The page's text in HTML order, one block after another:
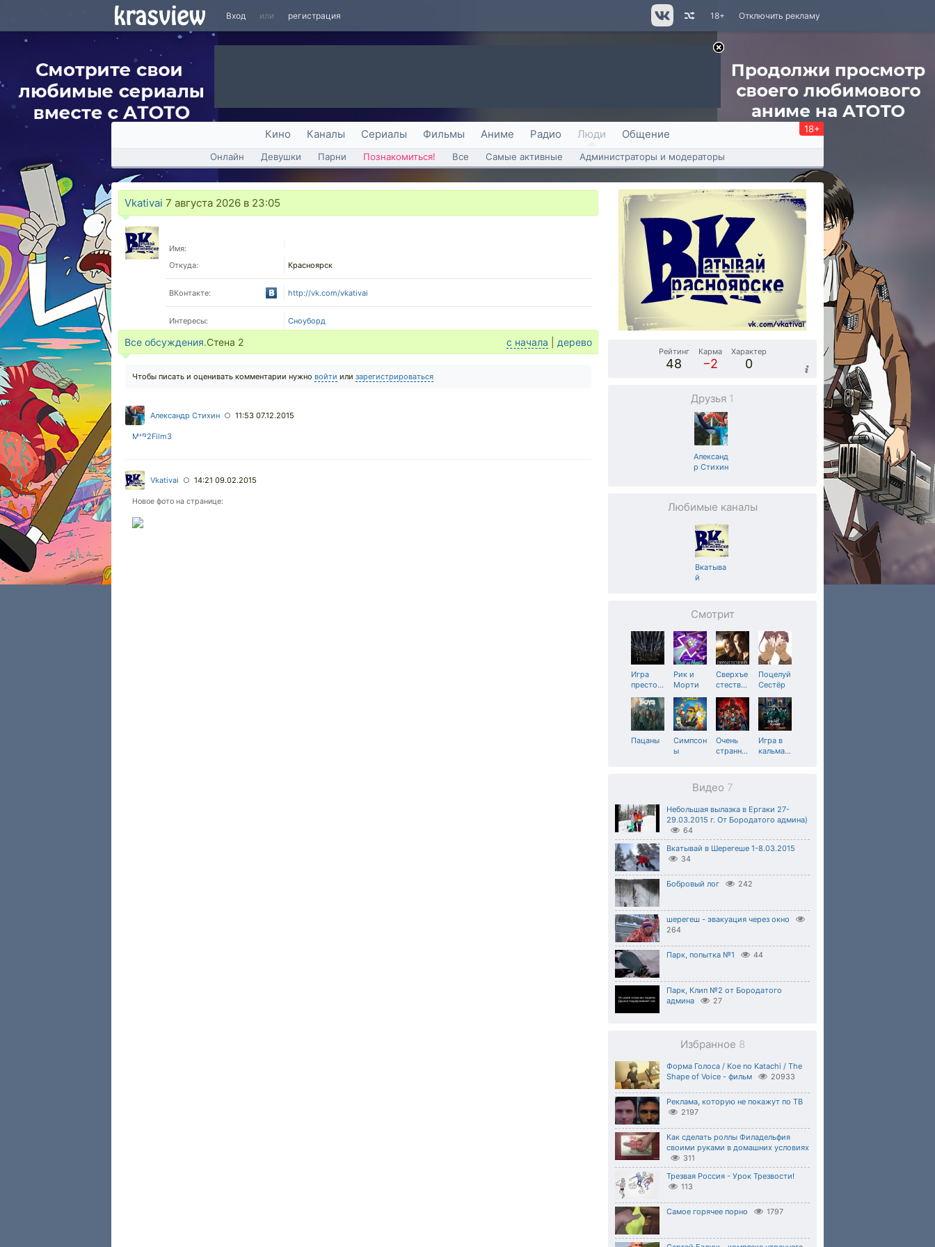
Вход или регистрация Отключить рекламу
18+
Кино Каналы Сериалы Фильмы Аниме Радио Люди Общение 18+
Онлайн Девушки Парни Познакомиться! Все Самые активные Администраторы и модераторы
Vkativai 7 августа 2026 в 23:05
Имя:
Откуда:
Красноярск
ВКонтакте: http://vk.com/vkativai
Интересы: Сноуборд
Все обсуждения.Стена 2 с начала дерево
Чтобы писать и оценивать комментарии нужно войти или зарегистрироваться
Александр Стихин ○ 11:53 07.12.2015
MtB2Film3
Vkativai ○ 14:21 09.02.2015
Новое фото на странице:
Рейтинг
48
Карма
−2
Характер
0
Друзья 1
Александ
р Стихин
Любимые каналы
Вкатыва
й
Смотрит
Игра
престо…
Рик и
Морти
Сверхъе
стеств…
Поцелуй
Сестёр
Пацаны
Симпсон
ы
Очень
странн…
Игра в
кальма…
Видео 7
Небольшая вылазка в Ергаки 27-
29.03.2015 г. От Бородатого админа)
64
Вкатывай в Шерегеше 1-8.03.2015
34
Бобровый лог 242
шерегеш - эвакуация через окно
264
Парк, попытка №1 44
Парк, Клип №2 от Бородатого
админа
27
Избранное 8
Форма Голоса / Koe no Katachi / The
Shape of Voice - фильм
20933
Реклама, которую не покажут по ТВ
2197
Как сделать роллы Филадельфия
своими руками в домашних условиях
311
Трезвая Россия - Урок Трезвости!
113
Самое горячее порно 1797